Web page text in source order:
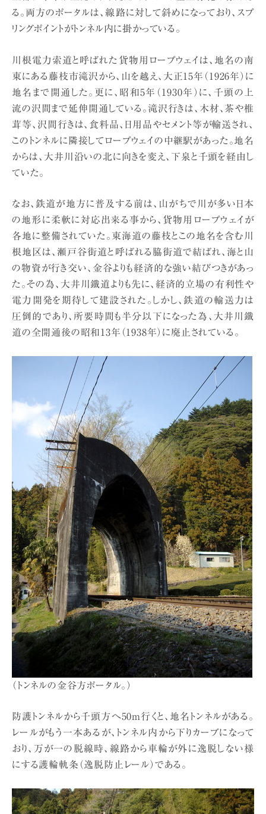
る。両方のポータルは、線路に対して斜めになっており、スプ
リングポイントがトンネル内に掛かっている。
川根電力索道と呼ばれた貨物用ロープウェイは、地名の南
東にある藤枝市滝沢から、山を越え、大正15年（1926年）に
地名まで開通した。更に、昭和5年（1930年）に、千頭の上
流の沢間まで延伸開通している。滝沢行きは、木材、茶や椎
茸等、沢間行きは、食料品、日用品やセメント等が輸送され、
このトンネルに隣接してロープウェイの中継駅があった。地名
からは、大井川沿いの北に向きを変え、下泉と千頭を経由し
ていた。
なお、鉄道が地方に普及する前は、山がちで川が多い日本
の地形に柔軟に対応出来る事から、貨物用ロープウェイが
各地に整備されていた。東海道の藤枝とこの地名を含む川
根地区は、瀬戸谷街道と呼ばれる脇街道で結ばれ、海と山
の物資が行き交い、金谷よりも経済的な強い結びつきがあっ
た。その為、大井川鐵道よりも先に、経済的立場の有利性や
電力開発を期待して建設された。しかし、鉄道の輸送力は
圧倒的であり、所要時間も半分以下になった為、大井川鐵
道の全開通後の昭和13年（1938年）に廃止されている。
（トンネルの金谷方ポータル。）
防護トンネルから千頭方へ50m行くと、地名トンネルがある。
レールがもう一本あるが、トンネル内から下りカーブになって
おり、万が一の脱線時、線路から車輪が外に逸脱しない様
にする護輪軌条（逸脱防止レール）である。